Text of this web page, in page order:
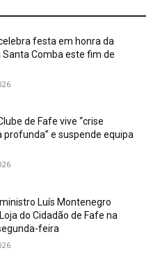
festa em honra da
Santa Comba este fim de
de Fafe vive “crise
profunda” e suspende equipa
Luís Montenegro
do Cidadão de Fafe na
feira